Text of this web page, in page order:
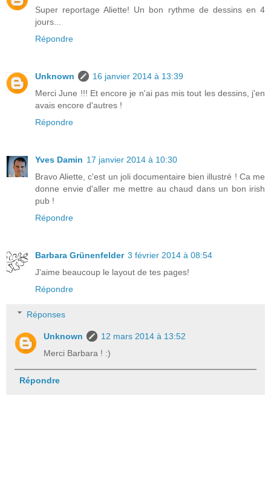
Super reportage Aliette! Un bon rythme de dessins en 4
jours...
Répondre
Unknown
16 janvier 2014 à 13:39
Merci June !!! Et encore je n'ai pas mis tout les dessins, j'en
avais encore d'autres !
Répondre
Yves Damin 17 janvier 2014 à 10:30
Bravo Aliette, c'est un joli documentaire bien illustré ! Ca me
donne envie d'aller me mettre au chaud dans un bon irish
pub !
Répondre
Barbara Grünenfelder 3 février 2014 à 08:54
J'aime beaucoup le layout de tes pages!
Répondre
Réponses
Unknown
12 mars 2014 à 13:52
Merci Barbara ! :)
Répondre